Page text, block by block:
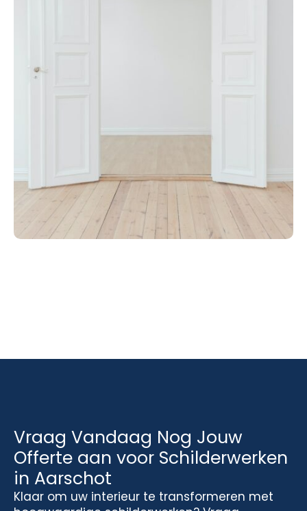
Vraag Vandaag Nog Jouw
Offerte aan voor Schilderwerken
in Aarschot
Klaar om uw interieur te transformeren met